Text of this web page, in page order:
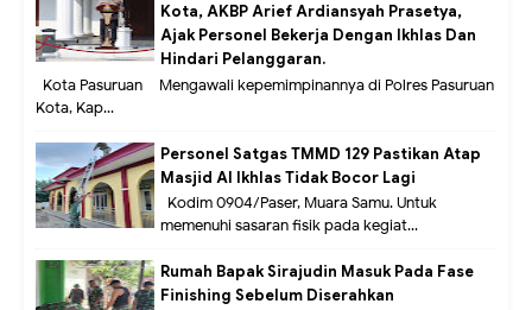
Kota, AKBP Arief Ardiansyah Prasetya,
Ajak Personel Bekerja Dengan Ikhlas Dan
Hindari Pelanggaran.
Kota Pasuruan – Mengawali kepemimpinannya di Polres Pasuruan
Kota, Kap...
Personel Satgas TMMD 129 Pastikan Atap
Masjid Al Ikhlas Tidak Bocor Lagi
Kodim 0904/Paser, Muara Samu. Untuk
memenuhi sasaran fisik pada kegiat...
Rumah Bapak Sirajudin Masuk Pada Fase
Finishing Sebelum Diserahkan